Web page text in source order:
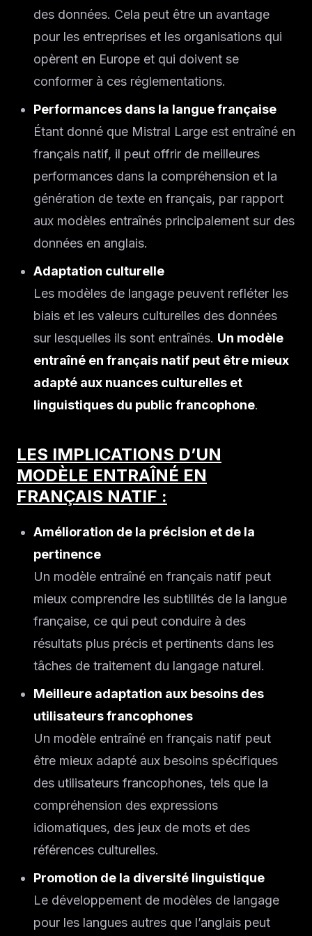
des données. Cela peut être un avantage
pour les entreprises et les organisations qui
opèrent en Europe et qui doivent se
conformer à ces réglementations.
Performances dans la langue française
Étant donné que Mistral Large est entraîné en
français natif, il peut offrir de meilleures
performances dans la compréhension et la
génération de texte en français, par rapport
aux modèles entraînés principalement sur des
données en anglais.
Adaptation culturelle
Les modèles de langage peuvent refléter les
biais et les valeurs culturelles des données
sur lesquelles ils sont entraînés. Un modèle
entraîné en français natif peut être mieux
adapté aux nuances culturelles et
linguistiques du public francophone.
LES IMPLICATIONS D’UN
MODÈLE ENTRAÎNÉ EN
FRANÇAIS NATIF :
Amélioration de la précision et de la
pertinence
Un modèle entraîné en français natif peut
mieux comprendre les subtilités de la langue
française, ce qui peut conduire à des
résultats plus précis et pertinents dans les
tâches de traitement du langage naturel.
Meilleure adaptation aux besoins des
utilisateurs francophones
Un modèle entraîné en français natif peut
être mieux adapté aux besoins spécifiques
des utilisateurs francophones, tels que la
compréhension des expressions
idiomatiques, des jeux de mots et des
références culturelles.
Promotion de la diversité linguistique
Le développement de modèles de langage
pour les langues autres que l’anglais peut